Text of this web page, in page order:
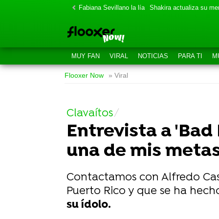
Fabiana Sevillano la lía Shakira actualiza su
MUY FAN VIRAL NOTICIAS PARA TI
Flooxer Now » Viral
Clavaítos
Entrevista a
una de mis
Contactamos con Alfredo
Puerto Rico y que se ha
su ídolo.